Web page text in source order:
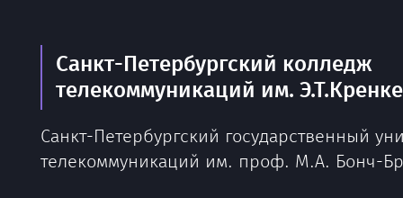
Санкт-Петербургский колледж
телекоммуникаций им.
Санкт-Петербургский государственный
телекоммуникаций им. проф. М.А. Бонч-